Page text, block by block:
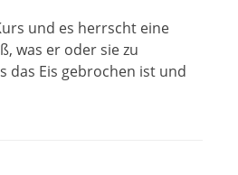
und es herrscht eine
was er oder sie zu
das Eis gebrochen ist und